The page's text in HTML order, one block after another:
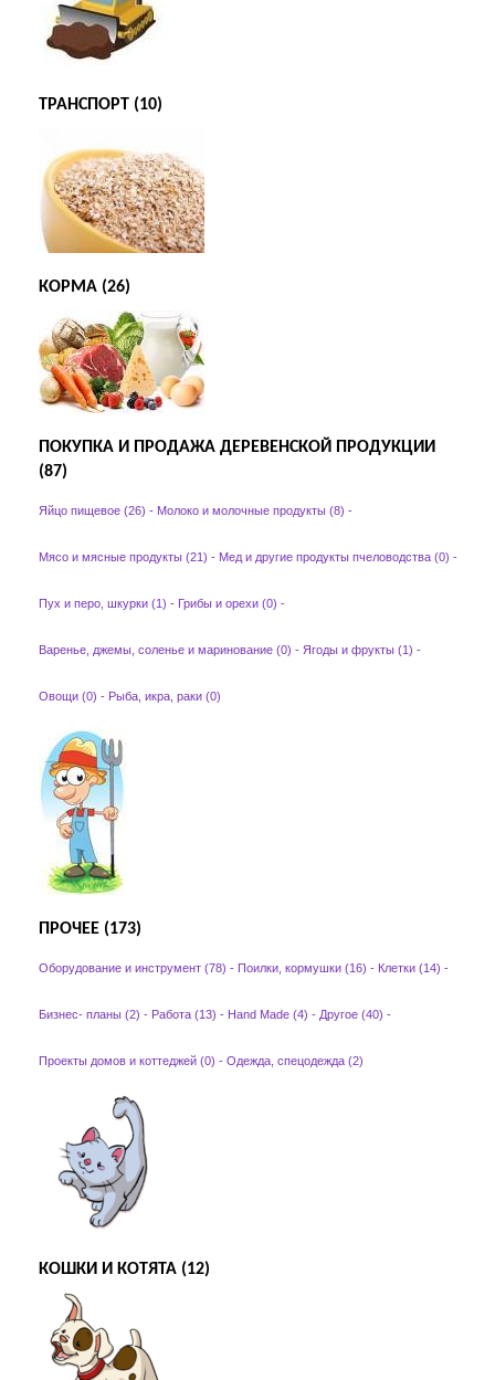
ТРАНСПОРТ (10)
КОРМА (26)
ПОКУПКА И ПРОДАЖА ДЕРЕВЕНСКОЙ ПРОДУКЦИИ
(87)
Яйцо пищевое (26) - Молоко и молочные продукты (8) -
Мясо и мясные продукты (21) - Мед и другие продукты пчеловодства (0) -
Пух и перо, шкурки (1) - Грибы и орехи (0) -
Варенье, джемы, соленье и маринование (0) - Ягоды и фрукты (1) -
Овощи (0) - Рыба, икра, раки (0)
ПРОЧЕЕ (173)
Оборудование и инструмент (78) - Поилки, кормушки (16) - Клетки (14) -
Бизнес- планы (2) - Работа (13) - Hand Made (4) - Другое (40) -
Проекты домов и коттеджей (0) - Одежда, спецодежда (2)
КОШКИ И КОТЯТА (12)